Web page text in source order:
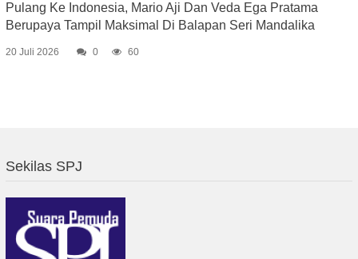
Pulang Ke Indonesia, Mario Aji Dan Veda Ega Pratama
Berupaya Tampil Maksimal Di Balapan Seri Mandalika
20 Juli 2026 0 60
Sekilas SPJ